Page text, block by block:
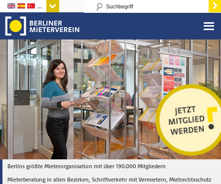
Sprachen
Berlins größte Mieterorganisation mit über 190.000 Mitgliedern
Mieterberatung in allen Bezirken, Schriftverkehr mit Vermietern, Mietrechtsschutz